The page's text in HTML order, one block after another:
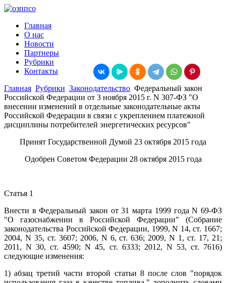
Главная
О нас
Новости
Партнеры
Рубрики
Контакты
Главная Рубрики Законодательство Федеральный закон
Российской Федерации от 3 ноября 2015 г. N 307-ФЗ "О
внесении изменений в отдельные законодательные акты
Российской Федерации в связи с укреплением платежной
дисциплины потребителей энергетических ресурсов"
Принят Государственной Думой 23 октября 2015 года
Одобрен Советом Федерации 28 октября 2015 года
Статья 1
Внести в Федеральный закон от 31 марта 1999 года N 69-ФЗ
"О газоснабжении в Российской Федерации" (Собрание
законодательства Российской Федерации, 1999, N 14, ст. 1667;
2004, N 35, ст. 3607; 2006, N 6, ст. 636; 2009, N 1, ст. 17, 21;
2011, N 30, ст. 4590; N 45, ст. 6333; 2012, N 53, ст. 7616)
следующие изменения:
1) абзац третий части второй статьи 8 после слов "порядок